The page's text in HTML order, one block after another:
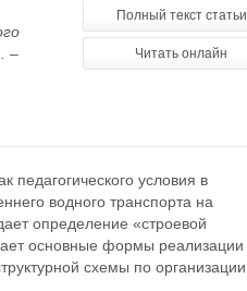
–
Полный текст статьи
Читать онлайн
педагогического условия в
водного транспорта на
определение «строевой
основные формы реализации
схемы по организации